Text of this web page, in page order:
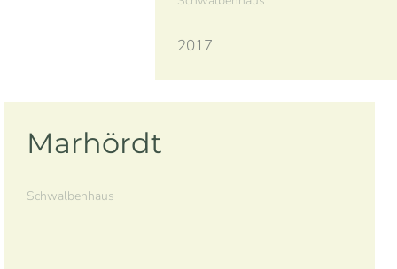
2017
Marhördt
Schwalbenhaus
-